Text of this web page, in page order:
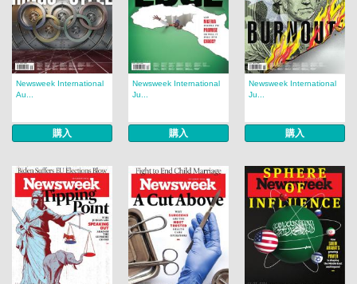
Newsweek International
Au...
購入
Newsweek International
Ju...
購入
Newsweek International
Ju...
購入